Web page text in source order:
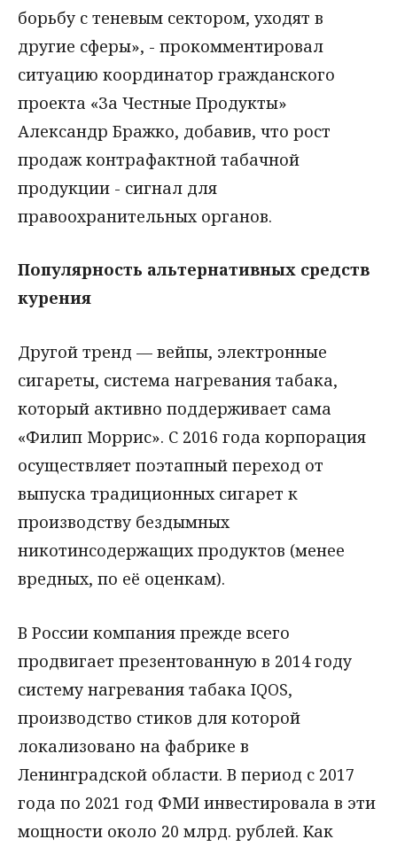
борьбу с теневым сектором, уходят в
другие сферы», - прокомментировал
ситуацию координатор гражданского
проекта «За Честные Продукты»
Александр Бражко, добавив, что рост
продаж контрафактной табачной
продукции - сигнал для
правоохранительных органов.
Популярность альтернативных средств
курения
Другой тренд — вейпы, электронные
сигареты, система нагревания табака,
который активно поддерживает сама
«Филип Моррис». С 2016 года корпорация
осуществляет поэтапный переход от
выпуска традиционных сигарет к
производству бездымных
никотинсодержащих продуктов (менее
вредных, по её оценкам).
В России компания прежде всего
продвигает презентованную в 2014 году
систему нагревания табака IQOS,
производство стиков для которой
локализовано на фабрике в
Ленинградской области. В период с 2017
года по 2021 год ФМИ инвестировала в эти
мощности около 20 млрд. рублей. Как